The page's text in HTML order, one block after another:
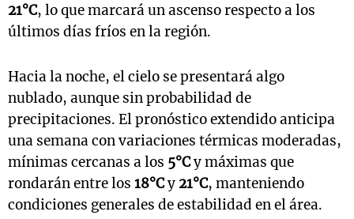
21°C, lo que marcará un ascenso respecto a los
últimos días fríos en la región.
Hacia la noche, el cielo se presentará algo
nublado, aunque sin probabilidad de
precipitaciones. El pronóstico extendido anticipa
una semana con variaciones térmicas moderadas,
mínimas cercanas a los 5°Cy máximas que
rondarán entre los 18°Cy 21°C, manteniendo
condiciones generales de estabilidad en el área.